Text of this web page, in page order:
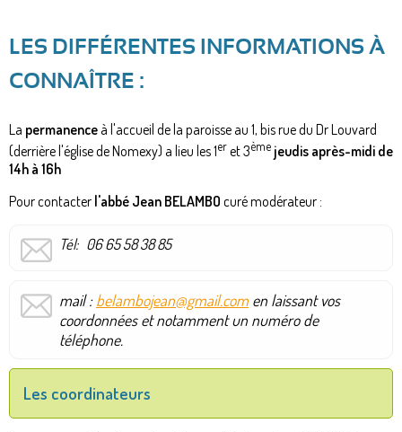
LES DIFFÉRENTES INFORMATIONS À
CONNAÎTRE :
La permanence à l'accueil de la paroisse au 1, bis rue du Dr Louvard
(derrière l'église de Nomexy) a lieu les 1eret 3ème jeudis après-midi de
14h à 16h
Pour contacter l'abbé Jean BELAMBO curé modérateur :
Tél: 06 65 58 38 85
mail :belambojean@gmail.com en laissant vos
coordonnées et notamment un numéro de
téléphone.
Les coordinateurs